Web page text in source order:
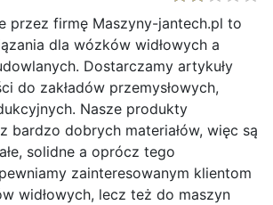
przez firmę Maszyny-jantech.pl to
dla wózków widłowych a
Dostarczamy artykuły
do zakładów przemysłowych,
Nasze produkty
bardzo dobrych materiałów, więc są
solidne a oprócz tego
zainteresowanym klientom
widłowych, lecz też do maszyn